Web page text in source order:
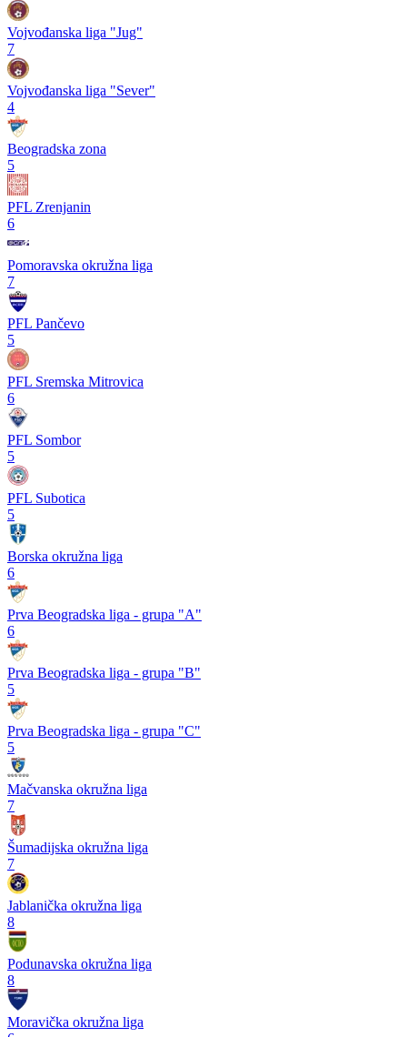
Vojvođanska liga "Jug"
7
Vojvođanska liga "Sever"
4
Beogradska zona
5
PFL Zrenjanin
6
Pomoravska okružna liga
7
PFL Pančevo
5
PFL Sremska Mitrovica
6
PFL Sombor
5
PFL Subotica
5
Borska okružna liga
6
Prva Beogradska liga - grupa "A"
6
Prva Beogradska liga - grupa "B"
5
Prva Beogradska liga - grupa "C"
5
Mačvanska okružna liga
7
Šumadijska okružna liga
7
Jablanička okružna liga
8
Podunavska okružna liga
8
Moravička okružna liga